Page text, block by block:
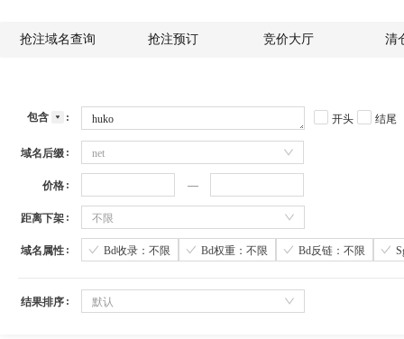
抢注域名查询 抢注预订 竞价大厅 清
包含 开头 结尾
域名后缀 net
价格
距离下架 不限
域名属性 Bd收录：不限 Bd权重：不限 Bd反链：不限
结果排序 默认